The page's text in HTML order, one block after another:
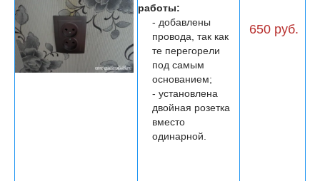
работы:
- добавлены
провода, так как
те перегорели
под самым
основанием;
- установлена
двойная розетка
вместо
одинарной.
650 руб.